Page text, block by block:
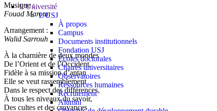
L'Université
L'USJ
À propos
Campus
Documents institutionnels
Fondation USJ
Écoles doctorales
Chaires universitaires
Observatoires
Ressources humaines
Recrutement
Alumni
Musique :
Fouad Maroun
Arrangement :
Walid Sarrouh
À la charnière de deux mondes
De l’Orient et de l’Occident,
Fidèle à sa mission d’antan
Elle se veut rassemblement
Dans le respect des différences,
À tous les niveaux du savoir,
Des cultes et des croyances